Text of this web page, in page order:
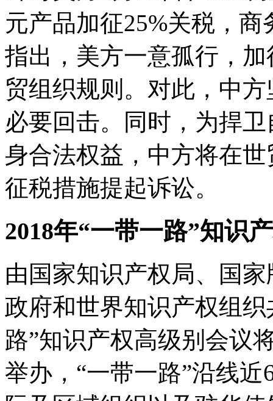
元产品加征25%关税，
指出，美方一意孤行，
贸组织规则。对此，中
必要回击。同时，为捍
身合法权益，中方将在
征税措施提起诉讼。
2018年“一带一路”知识
由国家知识产权局、国
政府和世界知识产权组
路”知识产权高级别会议
举办，“一带一路”沿线